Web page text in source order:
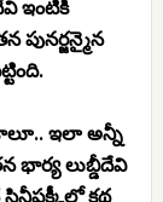
ఇంటికి
పునర్జన్మైన
ఇలా అన్నీ
భార్య లుబ్డీదేవి
సినీఫక్కీలో కథ